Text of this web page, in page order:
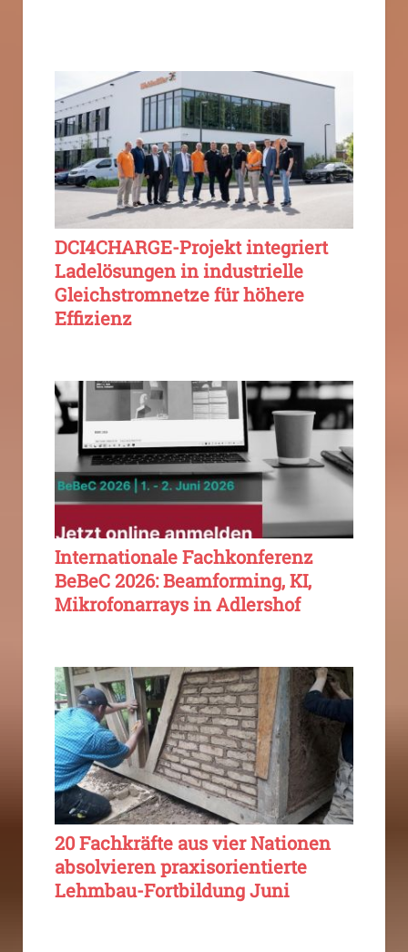
DCI4CHARGE-Projekt integriert
Ladelösungen in industrielle
Gleichstromnetze für höhere
Effizienz
Internationale Fachkonferenz
BeBeC 2026: Beamforming, KI,
Mikrofonarrays in Adlershof
20 Fachkräfte aus vier Nationen
absolvieren praxisorientierte
Lehmbau-Fortbildung Juni